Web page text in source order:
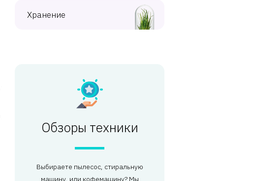
Хранение
Обзоры техники
Выбираете пылесос, стиральную
машину, или кофемашину? Мы